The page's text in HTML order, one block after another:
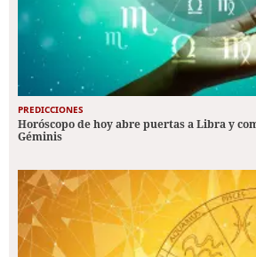
PREDICCIONES
Horóscopo de hoy abre puertas a Libra y
Géminis